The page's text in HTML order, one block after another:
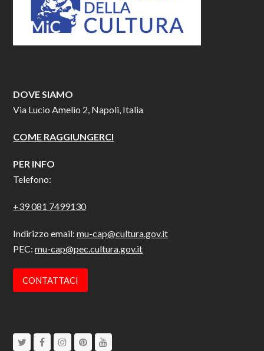
DOVE SIAMO
Via Lucio Amelio 2, Napoli, Italia
COME RAGGIUNGERCI
PER INFO
Telefono:
+39 081 7499130
Indirizzo email:mu-cap@cultura.gov.it
PEC:mu-cap@pec.cultura.gov.it
CONTATTACI
TwitterFacebookInstagram
Pinterest